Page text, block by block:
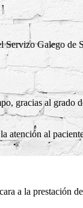
Servizo Galego
gracias al grado
atención al
a la prestación